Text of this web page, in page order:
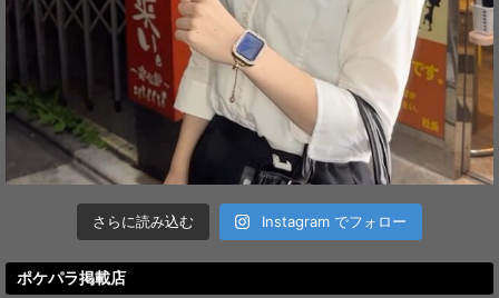
さらに読み込む Instagram でフォロー
ポケパラ掲載店